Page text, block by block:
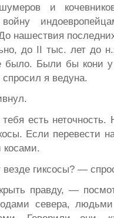
и
войну
нашествия
до II тыс. лет до
было. Были бы кони
я ведуна.
есть
Если перевести
гиксосы? —
правду, —
севера,